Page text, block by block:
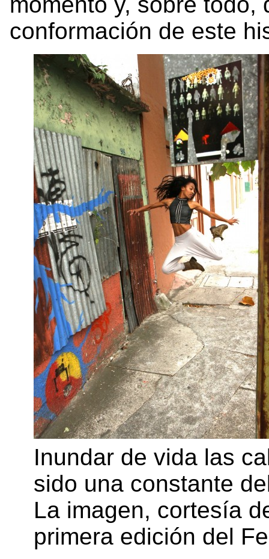
conformación de este
Inundar de vida las
sido una constante
La imagen, cortesía
primera edición del